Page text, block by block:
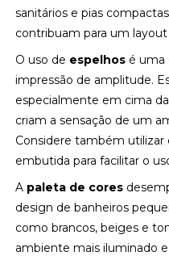
sanitários e pias
contribuam para um
O uso de espelhos é uma
impressão de amplitude.
especialmente em cima
criam a sensação de um
Considere também utilizar
embutida para facilitar o
A paleta de cores
design de banheiros
como brancos, beiges e
ambiente mais iluminado